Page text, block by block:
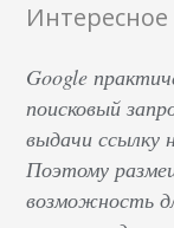
Google
поисковый
выдачи ссылку
Поэтому
возможность